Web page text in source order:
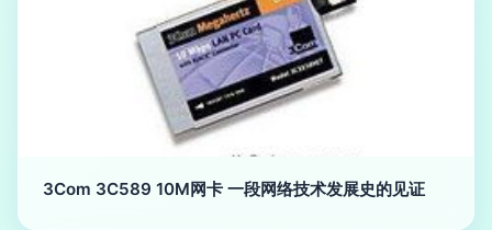
3Com 3C589 10M网卡 一段网络技术发展史的见证